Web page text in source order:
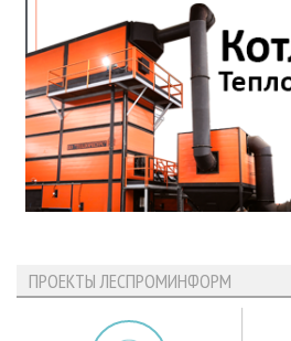
ПРОЕКТЫ ЛЕСПРОМИНФОРМ